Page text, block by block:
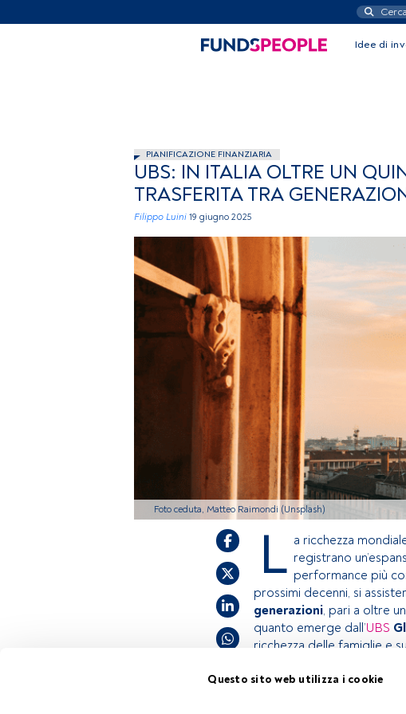
Questo sito web utilizza i cookie
Idee di
PIANIFICAZIONE FINANZIARIA
UBS: IN ITALIA OLTRE UN
TRASFERITA TRA
Filippo Luini 19 giugno 2025
Foto ceduta, Matteo Raimondi (Unsplash)
L a ricchezza
registrano
performance più
prossimi decenni, si
generazioni, pari a oltre
quanto emerge dall’UBS
ricchezza delle famiglie e